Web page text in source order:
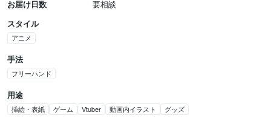
お届け日数
要相談
スタイル
アニメ
手法
フリーハンド
用途
挿絵・表紙 ゲーム Vtuber 動画内イラスト グッズ